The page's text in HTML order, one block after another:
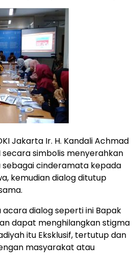
Jakarta Ir. H. Kandali Achmad
secara simbolis menyerahkan
cinderamata kepada
kemudian dialog ditutup
dialog seperti ini Bapak
dapat menghilangkan stigma
itu Eksklusif, tertutup dan
masyarakat atau